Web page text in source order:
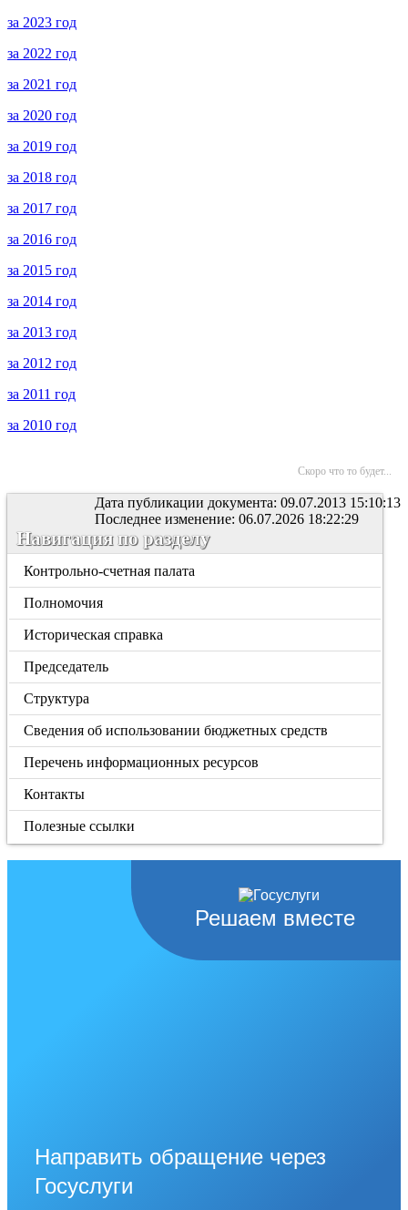
за 2023 год
за 2022 год
за 2021 год
за 2020 год
за 2019 год
за 2018 год
за 2017 год
за 2016 год
за 2015 год
за 2014 год
за 2013 год
за 2012 год
за 2011 год
за 2010 год
Скоро что то будет...
Дата публикации документа: 09.07.2013 15:10:13
Последнее изменение: 06.07.2026 18:22:29
Навигация по разделу
Контрольно-счетная палата
Полномочия
Историческая справка
Председатель
Структура
Сведения об использовании бюджетных средств
Перечень информационных ресурсов
Контакты
Полезные ссылки
Решаем вместе
Направить обращение через
Госуслуги